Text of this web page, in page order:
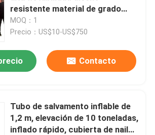
resistente material de grado
marino
MOQ：1
Precio：US$10-US$750
Contacto
Tubo de salvamento inflable de
1,2 m, elevación de 10 toneladas,
inflado rápido, cubierta de nailon